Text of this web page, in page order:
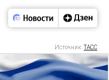
Источник:ТАСС